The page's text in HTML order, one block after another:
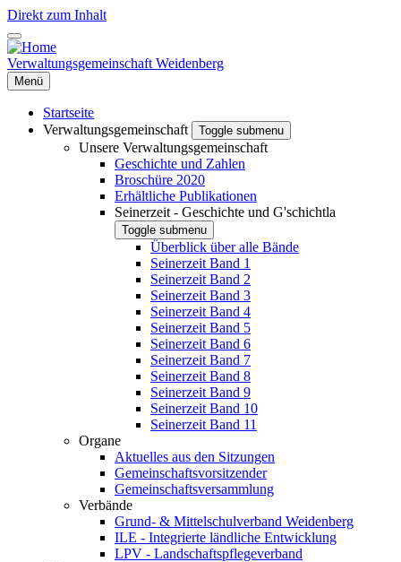
Direkt zum Inhalt
Verwaltungsgemeinschaft Weidenberg
Menü
Startseite
Verwaltungsgemeinschaft
Toggle submenu
Unsere Verwaltungsgemeinschaft
Geschichte und Zahlen
Broschüre 2020
Erhältliche Publikationen
Seinerzeit - Geschichte und G'schichtla
Toggle submenu
Überblick über alle Bände
Seinerzeit Band 1
Seinerzeit Band 2
Seinerzeit Band 3
Seinerzeit Band 4
Seinerzeit Band 5
Seinerzeit Band 6
Seinerzeit Band 7
Seinerzeit Band 8
Seinerzeit Band 9
Seinerzeit Band 10
Seinerzeit Band 11
Organe
Aktuelles aus den Sitzungen
Gemeinschaftsvorsitzender
Gemeinschaftsversammlung
Verbände
Grund- & Mittelschulverband Weidenberg
ILE - Integrierte ländliche Entwicklung
LPV - Landschaftspflegeverband